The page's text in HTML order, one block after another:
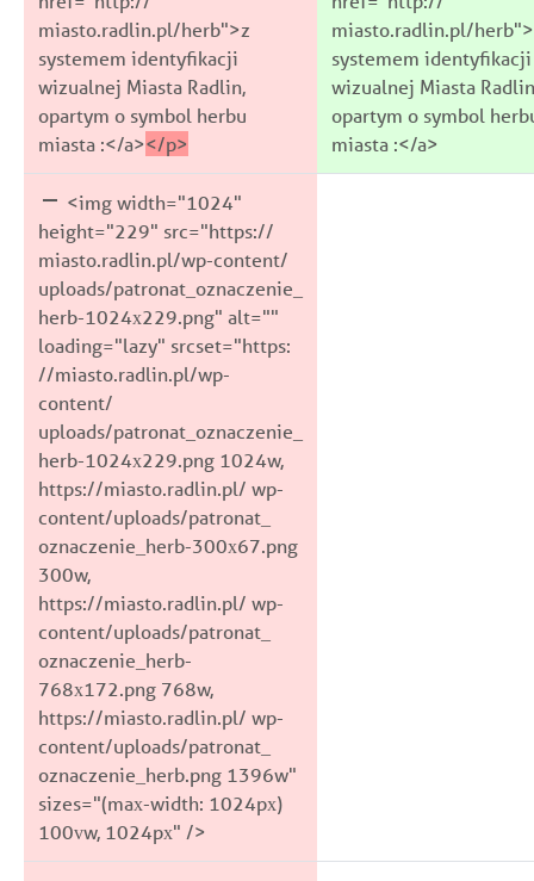
miasto.radlin.pl/herb">z
systemem identyfikacji
wizualnej Miasta Radlin,
opartym o symbol herbu
miasta :</a></p>
miasto.radlin.pl/
systemem identyfikacji
wizualnej Miasta
opartym o symbol
miasta :</a>
<img width="1024"
height="229" src="https://
miasto.radlin.pl/wp-content/
uploads/patronat_oznaczenie_
herb-1024x229.png" alt=""
loading="lazy" srcset="https:
//miasto.radlin.pl/wp-
content/
uploads/patronat_oznaczenie_
herb-1024x229.png 1024w,
https://miasto.radlin.pl/ wp-
content/uploads/patronat_
oznaczenie_herb-300x67.png
300w,
https://miasto.radlin.pl/ wp-
content/uploads/patronat_
oznaczenie_herb-
768x172.png 768w,
https://miasto.radlin.pl/ wp-
content/uploads/patronat_
oznaczenie_herb.png 1396w"
sizes="(max-width: 1024px)
100vw, 1024px" />